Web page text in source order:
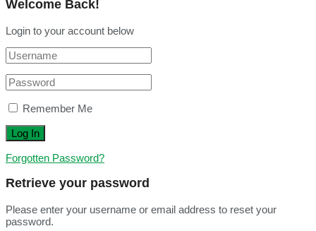
Welcome Back!
Login to your account below
Remember Me
Forgotten Password?
Retrieve your password
Please enter your username or email address to reset your
password.